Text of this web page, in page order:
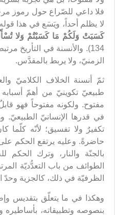
فلا داعي للصّراع حول رموز
لا يظلم أحداً، ويَسَع في هذا
كَسَبَتْ وَلَكُمْ مَا كَسَبْتُمْ وَلا
134). والأنسنة في التأريخ
الزمنيّ، ولا يربط بالمقدَّس.
ثمّ أنسنة الخلاف الكلاميّ
طبيعيّ تكوينيّ من أهمّ
مفتوح. ولكونه مفتوحاً فهو
في قدرها الإنسانيّ الطبيعيّ.
تكفيرٌ ولا تفسيق؛ لأنّه كلّما
حاضرةً. وعليه يرتفع الحكم
بالجنّة والنار، وترك
الطوائف من باب التعدُّديّة
الظرفيّة في ذلك، كالجزية وحدّ
وهكذا في ما يتعلّق بتقديس
بنصوصه وتطبيقاته، بأساطيره